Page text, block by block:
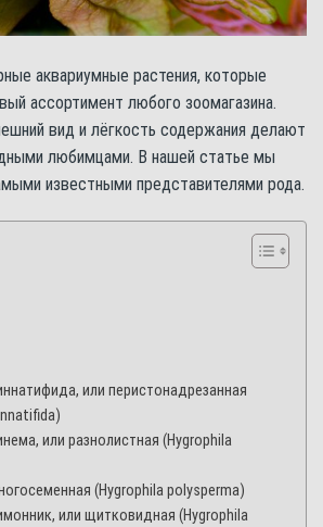
аквариумные растения, которые
ассортимент любого зоомагазина.
вид и лёгкость содержания делают
любимцами. В нашей статье мы
известными представителями рода.
или перистонадрезанная
или разнолистная (Hygrophila
(Hygrophila polysperma)
или щитковидная (Hygrophila